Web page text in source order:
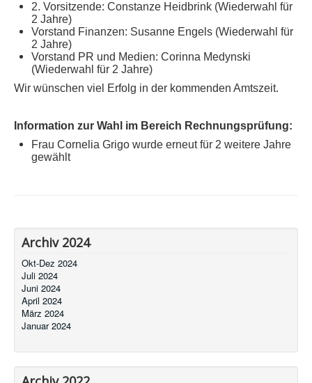
2. Vorsitzende: Constanze Heidbrink (Wiederwahl für
2 Jahre)
Vorstand Finanzen: Susanne Engels (Wiederwahl für
2 Jahre)
Vorstand PR und Medien: Corinna Medynski
(Wiederwahl für 2 Jahre)
Wir wünschen viel Erfolg in der kommenden Amtszeit.
Information zur Wahl im Bereich Rechnungsprüfung:
Frau Cornelia Grigo wurde erneut für 2 weitere Jahre
gewählt
Archiv 2024
Okt-Dez 2024
Juli 2024
Juni 2024
April 2024
März 2024
Januar 2024